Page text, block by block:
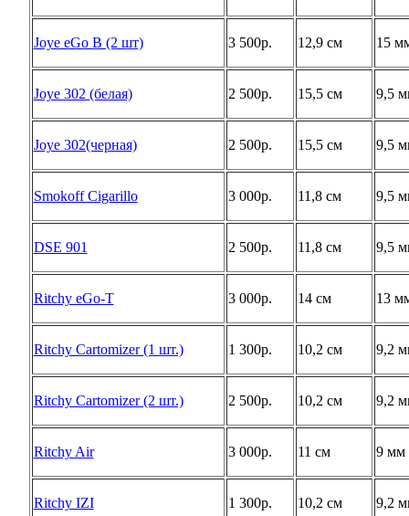
Joye eGo B (2 шт) 3 500р. 12,9 см 15
Joye 302 (белая) 2 500р. 15,5 см 9,5
Joye 302(черная) 2 500р. 15,5 см 9,5
Smokoff Cigarillo 3 000р. 11,8 см 9,5
DSE 901 2 500р. 11,8 см 9,5
Ritchy eGo-T 3 000р. 14 см 13
Ritchy Cartomizer (1 шт.) 1 300р. 10,2 см 9,2
Ritchy Cartomizer (2 шт.) 2 500р. 10,2 см 9,2
Ritchy Air 3 000р. 11 см 9 мм
Ritchy IZI 1 300р. 10,2 см 9,2